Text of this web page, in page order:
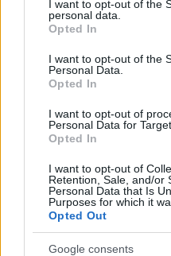
not limited to your visit or
grant or deny consent to
use your data for below
consent section.
I want to opt-out of the
personal data.
Opted In
I want to opt-out of the
Personal Data.
Opted In
I want to opt-out of
Personal Data for
Opted In
I want to opt-out of
Retention, Sale, and/or
Personal Data that Is
Purposes for which it
Opted Out
Google consents
Ακολουθήστε το
πρώτοι όλες τις ειδήσεις
Δείτε όλες τις τελευταίες
ΔΙΑΒΑΣΤΕ ΠΕΡΙΣΣΟΤΕΡΑ
ΠΡΟΣΤΑΣΊΑΣ ΤΟΥ ΠΟΛΊΤΗ